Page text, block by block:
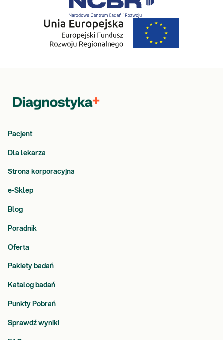
Pacjent
Dla lekarza
Strona korporacyjna
e-Sklep
Blog
Poradnik
Oferta
Pakiety badań
Katalog badań
Punkty Pobrań
Sprawdź wyniki